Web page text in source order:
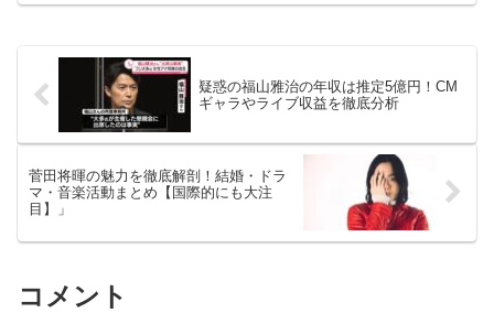
疑惑の福山雅治の年収は推定5億円！CM
ギャラやライブ収益を徹底分析
菅田将暉の魅力を徹底解剖！結婚・ドラ
マ・音楽活動まとめ【国際的にも大注
目】」
コメント